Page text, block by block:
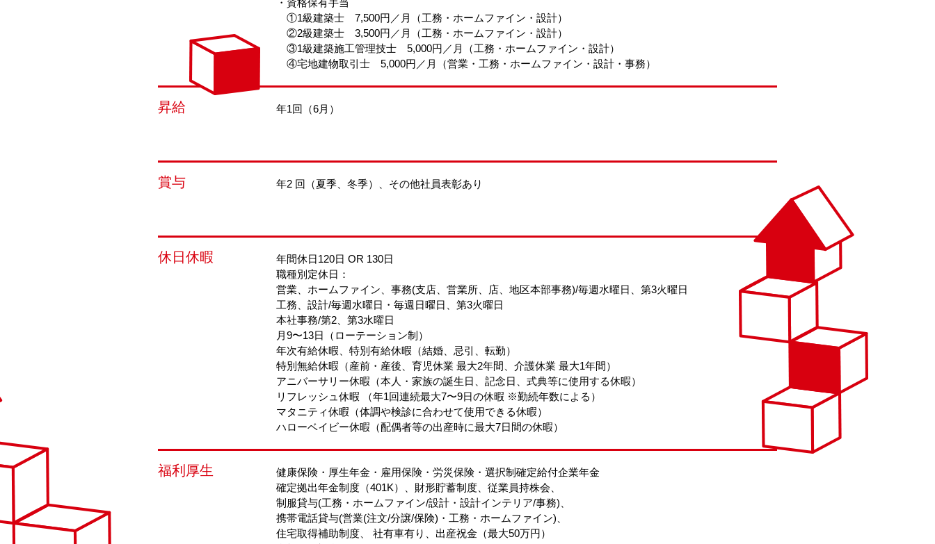
・資格保有手当
①1級建築士 7,500円／月（工務・ホームファイン・設計）
②2級建築士 3,500円／月（工務・ホームファイン・設計）
③1級建築施工管理技士 5,000円／月（工務・ホームファイン・設計）
④宅地建物取引士 5,000円／月（営業・工務・ホームファイン・設計・事務）
昇給 年1回（6月）
賞与 年2 回（夏季、冬季）、その他社員表彰あり
休日休暇
年間休日120日 OR 130日
職種別定休日：
営業、ホームファイン、事務(支店、営業所、店、地区本部事務)/毎週水曜日、第3火曜日
工務、設計/毎週水曜日・毎週日曜日、第3火曜日
本社事務/第2、第3水曜日
月9〜13日（ローテーション制）
年次有給休暇、特別有給休暇（結婚、忌引、転勤）
特別無給休暇（産前・産後、育児休業 最大2年間、介護休業 最大1年間）
アニバーサリー休暇（本人・家族の誕生日、記念日、式典等に使用する休暇）
リフレッシュ休暇 （年1回連続最大7〜9日の休暇 ※勤続年数による）
マタニティ休暇（体調や検診に合わせて使用できる休暇）
ハローベイビー休暇（配偶者等の出産時に最大7日間の休暇）
福利厚生
健康保険・厚生年金・雇用保険・労災保険・選択制確定給付企業年金
確定拠出年金制度（401K）、財形貯蓄制度、従業員持株会、
制服貸与(工務・ホームファイン/設計・設計インテリア/事務)、
携帯電話貸与(営業(注文/分譲/保険)・工務・ホームファイン)、
住宅取得補助制度、 社有車有り、出産祝金（最大50万円）